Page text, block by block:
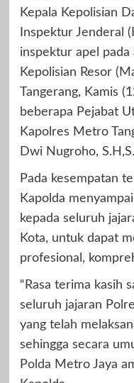
Kepala Kepolisian
Inspektur Jenderal
inspektur apel pada
Kepolisian Resor
Tangerang, Kamis
beberapa Pejabat
Kapolres Metro
Dwi Nugroho,
Pada kesempatan
Kapolda
kepada seluruh
Kota, untuk dapat
profesional,
“Rasa terima kasih
seluruh jajaran
yang telah
sehingga secara
Polda Metro Jaya